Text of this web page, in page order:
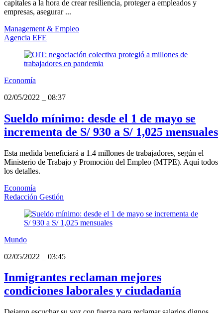
capitales a la hora de crear resiliencia, proteger a empleados y
empresas, asegurar ...
Management & Empleo
Agencia EFE
Economía
02/05/2022
08:37
Sueldo mínimo: desde el 1 de mayo se
incrementa de S/ 930 a S/ 1,025 mensuales
Esta medida beneficiará a 1.4 millones de trabajadores, según el
Ministerio de Trabajo y Promoción del Empleo (MTPE). Aquí todos
los detalles.
Economía
Redacción Gestión
Mundo
02/05/2022
03:45
Inmigrantes reclaman mejores
condiciones laborales y ciudadanía